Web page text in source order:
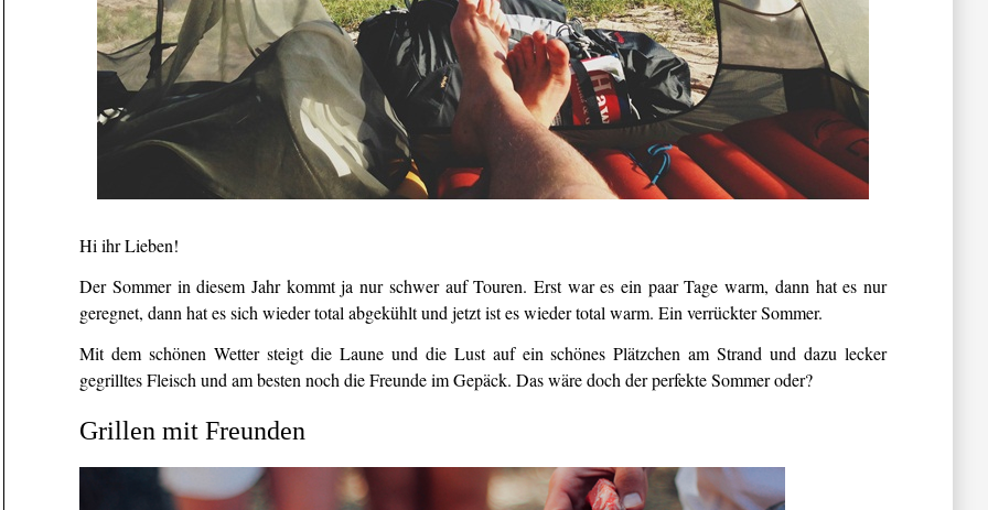
Hi ihr Lieben!
Der Sommer in diesem Jahr kommt ja nur schwer auf Touren. Erst war es ein paar Tage warm, dann hat es nur
geregnet, dann hat es sich wieder total abgekühlt und jetzt ist es wieder total warm. Ein verrückter Sommer.
Mit dem schönen Wetter steigt die Laune und die Lust auf ein schönes Plätzchen am Strand und dazu lecker
gegrilltes Fleisch und am besten noch die Freunde im Gepäck. Das wäre doch der perfekte Sommer oder?
Grillen mit Freunden